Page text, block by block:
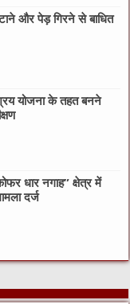
और पेड़ गिरने से बाधित
योजना के तहत बनने
धार नगाह” क्षेत्र में
दर्ज